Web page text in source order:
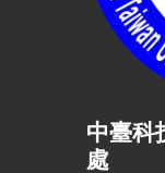
中臺科
處